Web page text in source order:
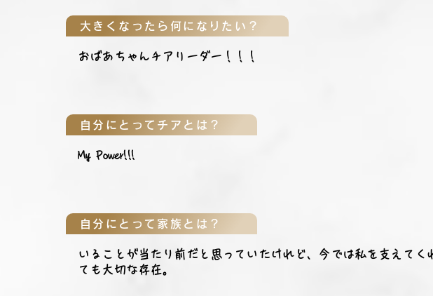
大きくなったら何になりたい？
おばあちゃんチアリーダー！！！
自分にとってチアとは？
My Power!!!
自分にとって家族とは？
いることが当たり前だと思っていたけれど、今では私を支えてく
ても大切な存在。